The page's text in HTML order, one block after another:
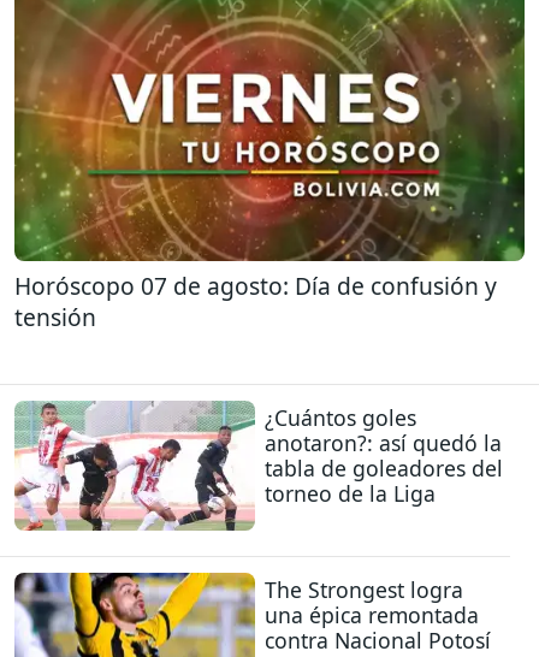
Horóscopo 07 de agosto: Día de confusión y
tensión
¿Cuántos goles
anotaron?: así quedó la
tabla de goleadores del
torneo de la Liga
The Strongest logra
una épica remontada
contra Nacional Potosí